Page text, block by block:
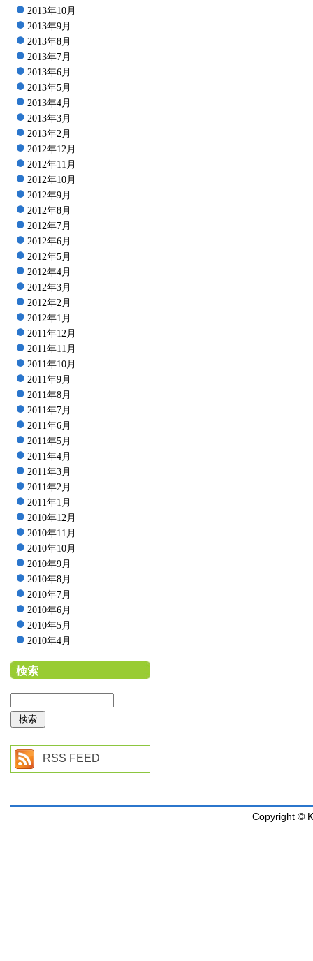
2013年10月
2013年9月
2013年8月
2013年7月
2013年6月
2013年5月
2013年4月
2013年3月
2013年2月
2012年12月
2012年11月
2012年10月
2012年9月
2012年8月
2012年7月
2012年6月
2012年5月
2012年4月
2012年3月
2012年2月
2012年1月
2011年12月
2011年11月
2011年10月
2011年9月
2011年8月
2011年7月
2011年6月
2011年5月
2011年4月
2011年3月
2011年2月
2011年1月
2010年12月
2010年11月
2010年10月
2010年9月
2010年8月
2010年7月
2010年6月
2010年5月
2010年4月
検索
RSS FEED
Copyright ©